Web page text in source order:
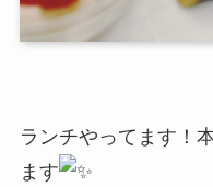
ランチやってます！
ます